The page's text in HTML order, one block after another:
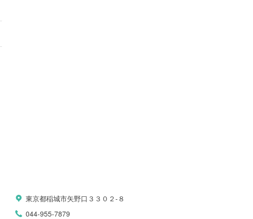
東京都稲城市矢野口３３０２-８
044-955-7879